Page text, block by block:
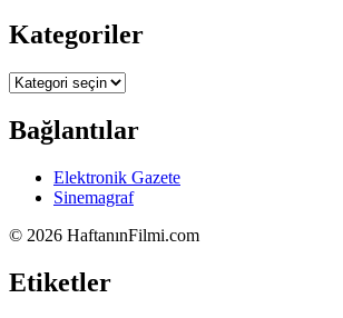
Kategoriler
Kategoriler
Bağlantılar
Elektronik Gazete
Sinemagraf
© 2026 HaftanınFilmi.com
Etiketler